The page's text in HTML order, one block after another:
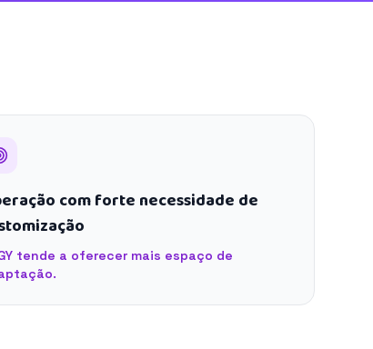
com forte necessidade de
tende a oferecer mais espaço de